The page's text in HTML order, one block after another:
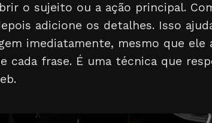
o sujeito ou a ação principal.
adicione os detalhes. Isso
imediatamente, mesmo que ele
cada frase. É uma técnica que